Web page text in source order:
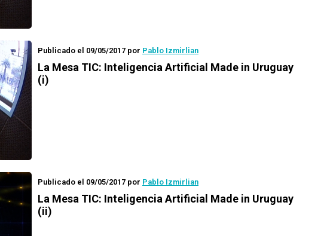
Publicado el 09/05/2017 por Pablo Izmirlian
La Mesa TIC: Inteligencia Artificial Made in Uruguay
(i)
Publicado el 09/05/2017 por Pablo Izmirlian
La Mesa TIC: Inteligencia Artificial Made in Uruguay
(ii)